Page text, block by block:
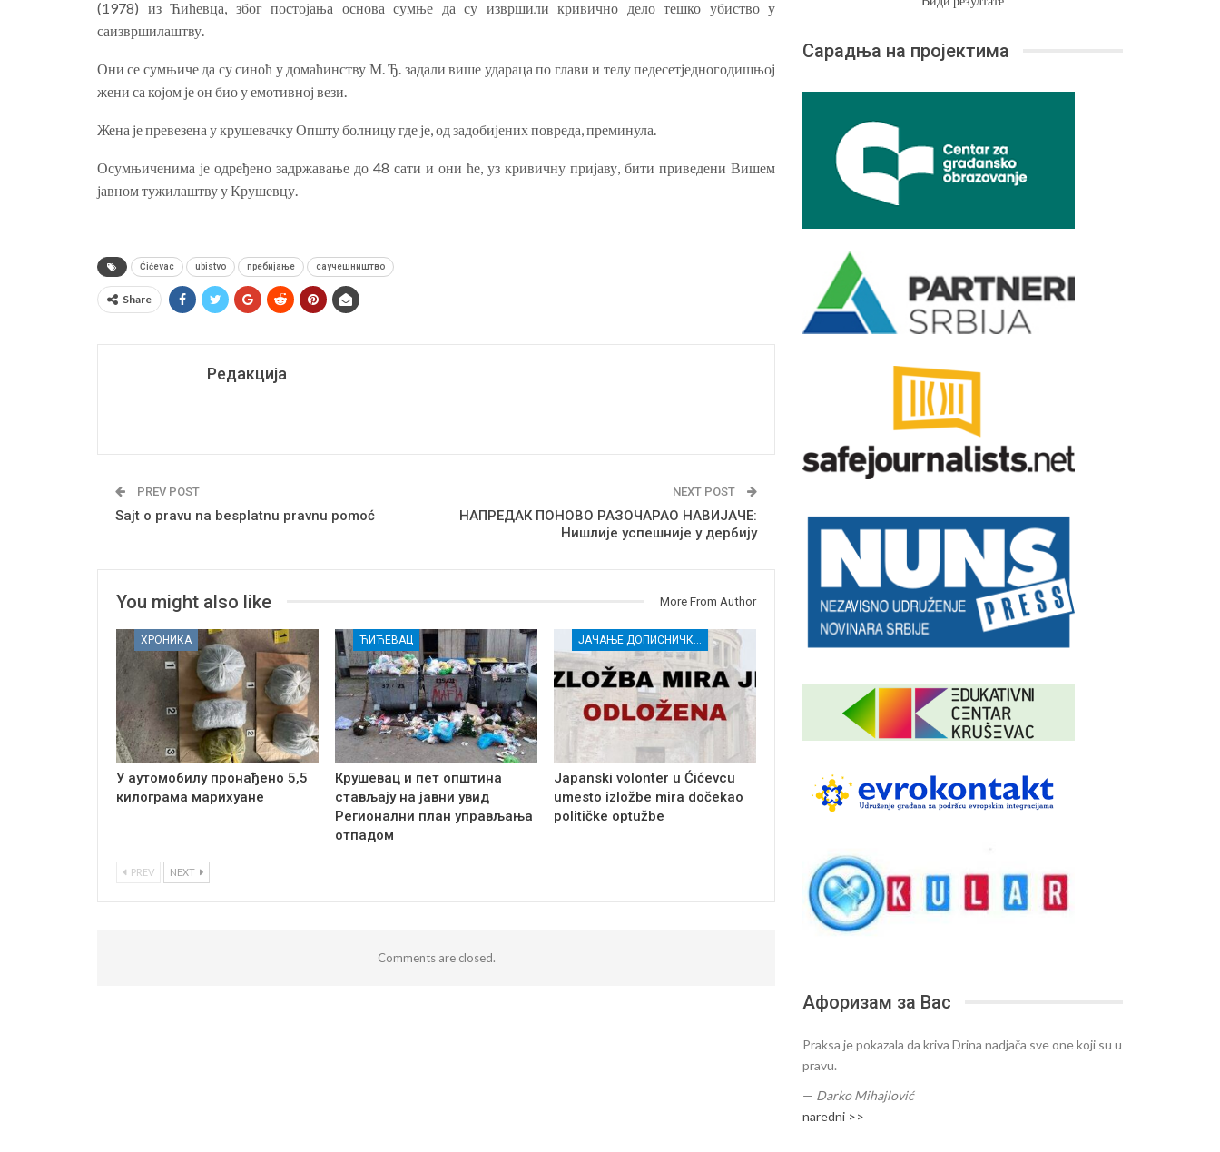
(1978) из Ћићевца, због постојања основа сумње да су извршили кривично дело тешко убиство у
саизвршилаштву.
Они се сумњиче да су синоћ у домаћинству М. Ђ. задали више удараца по глави и телу педесетједногодишњој
жени са којом је он био у емотивној вези.
Жена је превезена у крушевачку Општу болницу где је, од задобијених повреда, преминула.
Осумњиченима је одређено задржавање до 48 сати и они ће, уз кривичну пријаву, бити приведени Вишем
јавном тужилаштву у Крушевцу.
Ćićevac ubistvo пребијање саучешништво
Share
Редакција
PREV POST
Sajt o pravu na besplatnu pravnu pomoć
NEXT POST
НАПРЕДАК ПОНОВО РАЗОЧАРАО НАВИЈАЧЕ:
Нишлије успешније у дербију
You might also like More From Author
ХРОНИКА
У аутомобилу пронађено 5,5
килограма марихуане
ЋИЋЕВАЦ
Крушевац и пет општина
стављају на јавни увид
Регионални план управљања
отпадом
ЈАЧАЊЕ ДОПИСНИЧКЕ МРЕЖЕ НЕЗАВИСНИХ МЕДИЈА У РАСИНСКОМ ОКРУГУ
Japanski volonter u Ćićevcu
umesto izložbe mira dočekao
političke optužbe
PREV NEXT
Comments are closed.
Сарадња на пројектима
Афоризам за Вас
Praksa je pokazala da kriva Drina nadjača sve one koji su u
pravu.
— Darko Mihajlović
naredni >>